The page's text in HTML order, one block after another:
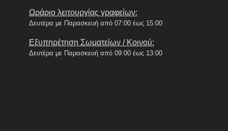
Ωράριο λειτουργίας γραφείων:
Δευτέρα με Παρασκευή από 07:00 έως 15:00
Εξυπηρέτηση Σωματείων / Κοινού:
Δευτέρα με Παρασκευή από 09:00 έως 13:00